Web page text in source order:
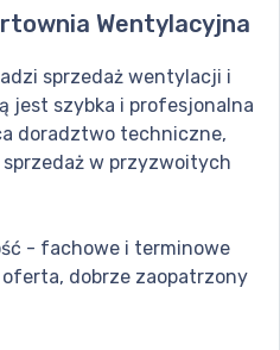
Wentylacyjna
sprzedaż wentylacji i
jest szybka i profesjonalna
doradztwo techniczne,
w przyzwoitych
- fachowe i terminowe
dobrze zaopatrzony